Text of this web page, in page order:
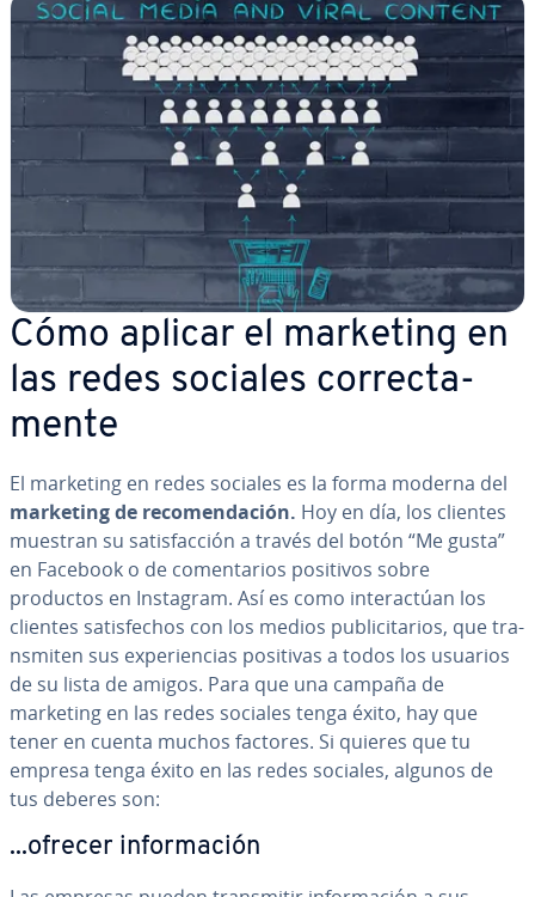
Cómo aplicar el marketing en
las redes sociales co­rre­c­ta­
me­n­te
El marketing en redes sociales es la forma moderna del
marketing de re­co­me­n­da­ción. Hoy en día, los clientes
muestran su sa­ti­s­fa­c­ción a través del botón “Me gusta”
en Facebook o de co­me­n­ta­rios positivos sobre
productos en Instagram. Así es como in­ter­ac­túan los
clientes sa­ti­s­fe­chos con los medios pu­bli­ci­ta­rios, que tra­
n­s­mi­ten sus ex­pe­rie­n­cias positivas a todos los usuarios
de su lista de amigos. Para que una campaña de
marketing en las redes sociales tenga éxito, hay que
tener en cuenta muchos factores. Si quieres que tu
empresa tenga éxito en las redes sociales, algunos de
tus deberes son:
...ofrecer in­fo­r­ma­ción